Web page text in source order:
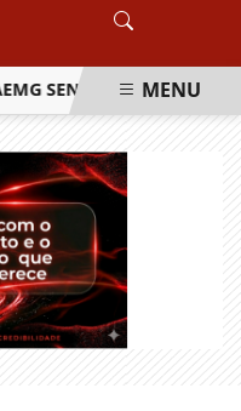
LANÇA O PRIMEIRO
MENU